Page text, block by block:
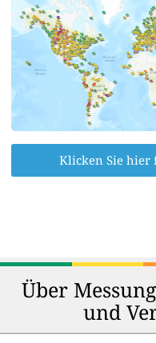
Klicken Sie
Über
und